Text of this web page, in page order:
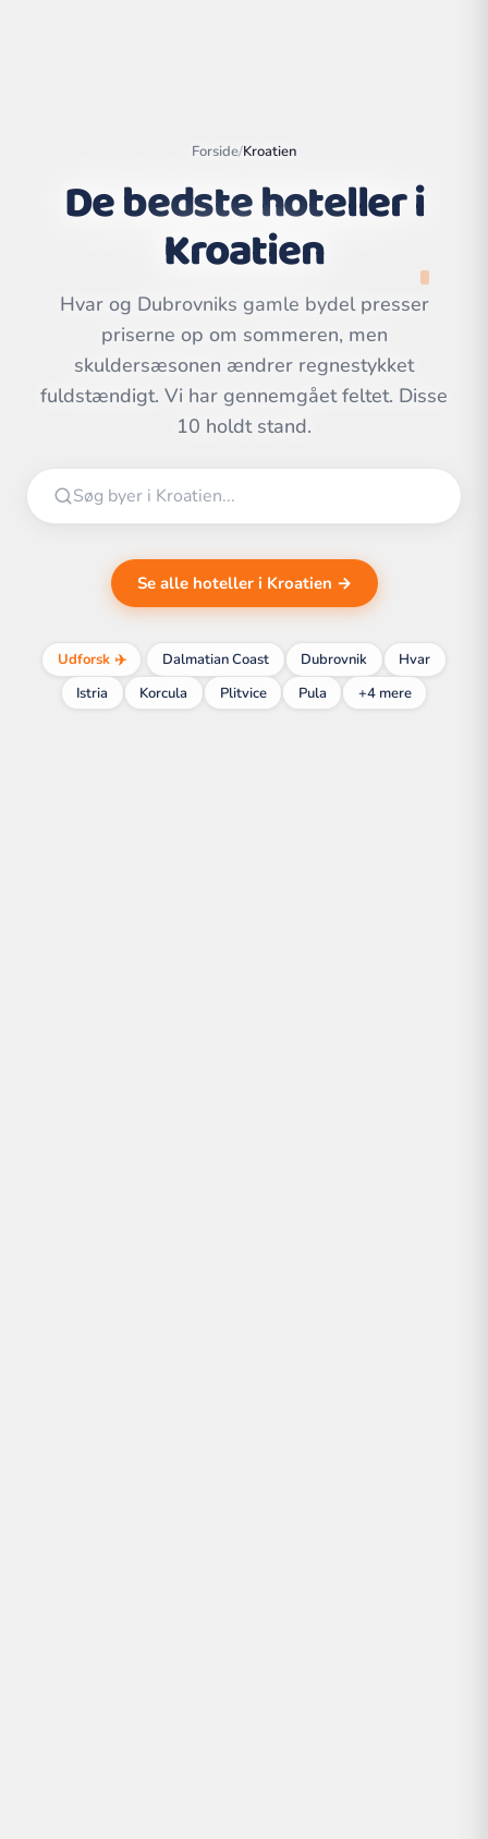
Leaflet
OpenStreetMap
contributors | ©
Forside/Kroatien
De bedste hoteller i
Kroatien
Hvar og Dubrovniks gamle bydel presser
priserne op om sommeren, men
skuldersæsonen ændrer regnestykket
fuldstændigt. Vi har gennemgået feltet. Disse
10 holdt stand.
Se alle hoteller i Kroatien →
Udforsk ✈️ Dalmatian Coast Dubrovnik
Hvar
Istria
Korcula Plitvice Pula +4 mere